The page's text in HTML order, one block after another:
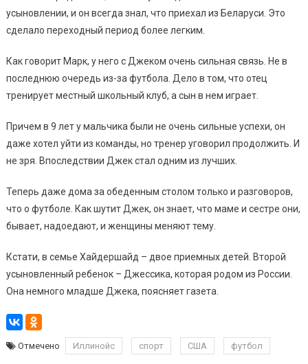
усыновлении, и он всегда знал, что приехал из Беларуси. Это
сделало переходный период более легким.
Как говорит Марк, у него с Джеком очень сильная связь. Не в
последнюю очередь из-за футбола. Дело в том, что отец
тренирует местный школьный клуб, а сын в нем играет.
Причем в 9 лет у мальчика были не очень сильные успехи, он
даже хотел уйти из команды, но тренер уговорил продолжить. И
не зря. Впоследствии Джек стал одним из лучших.
Теперь даже дома за обеденным столом только и разговоров,
что о футболе. Как шутит Джек, он знает, что маме и сестре они,
бывает, надоедают, и женщины меняют тему.
Кстати, в семье Хайдершайд – двое приемных детей. Второй
усыновленный ребенок – Джессика, которая родом из России.
Она немного младше Джека, поясняет газета.
Отмечено Иллинойс спорт США футбол